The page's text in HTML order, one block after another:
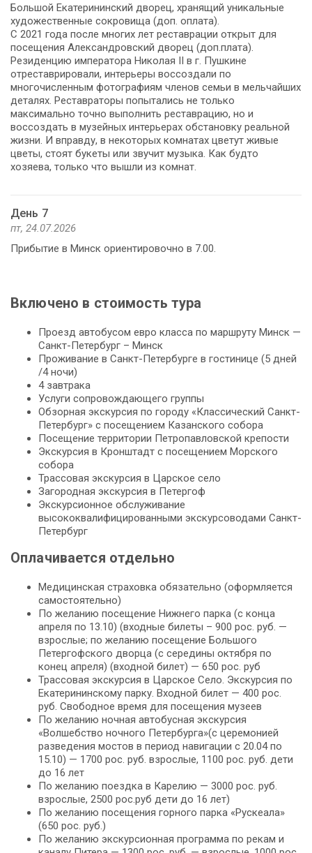
Большой Екатерининский дворец, хранящий уникальные
художественные сокровища (доп. оплата).
C 2021 года после многих лет реставрации открыт для
посещения Александровский дворец (доп.плата).
Резиденцию императора Николая II в г. Пушкине
отреставрировали, интерьеры воссоздали по
многочисленным фотографиям членов семьи в мельчайших
деталях. Реставраторы попытались не только
максимально точно выполнить реставрацию, но и
воссоздать в музейных интерьерах обстановку реальной
жизни. И вправду, в некоторых комнатах цветут живые
цветы, стоят букеты или звучит музыка. Как будто
хозяева, только что вышли из комнат.
День 7
пт, 24.07.2026
Прибытие в Минск ориентировочно в 7.00.
Включено в стоимость тура
Проезд автобусом евро класса по маршруту Минск —
Санкт-Петербург – Минск
Проживание в Санкт-Петербурге в гостинице (5 дней
/4 ночи)
4 завтрака
Услуги сопровождающего группы
Обзорная экскурсия по городу «Классический Санкт-
Петербург» с посещением Казанского собора
Посещение территории Петропавловской крепости
Экскурсия в Кронштадт с посещением Морского
собора
Трассовая экскурсия в Царское село
Загородная экскурсия в Петергоф
Экскурсионное обслуживание
высококвалифицированными экскурсоводами Санкт-
Петербург
Оплачивается отдельно
Медицинская страховка обязательно (оформляется
самостоятельно)
По желанию посещение Нижнего парка (с конца
апреля по 13.10) (входные билеты – 900 рос. руб. —
взрослые; по желанию посещение Большого
Петергофского дворца (с середины октября по
конец апреля) (входной билет) — 650 рос. руб
Трассовая экскурсия в Царское Село. Экскурсия по
Екатерининскому парку. Входной билет — 400 рос.
руб. Свободное время для посещения музеев
По желанию ночная автобусная экскурсия
«Волшебство ночного Петербурга»(с церемонией
разведения мостов в период навигации с 20.04 по
15.10) — 1700 рос. руб. взрослые, 1100 рос. руб. дети
до 16 лет
По желанию поездка в Карелию — 3000 рос. руб.
взрослые, 2500 рос.руб дети до 16 лет)
По желанию посещения горного парка «Рускеала»
(650 рос. руб.)
По желанию экскурсионная программа по рекам и